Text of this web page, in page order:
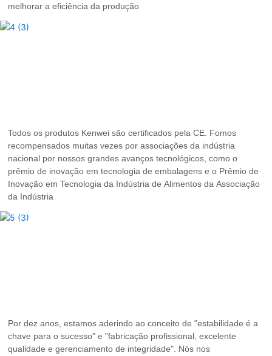
melhorar a eficiência da produção
Todos os produtos Kenwei são certificados pela CE. Fomos
recompensados ​​muitas vezes por associações da indústria
nacional por nossos grandes avanços tecnológicos, como o
prêmio de inovação em tecnologia de embalagens e o Prêmio de
Inovação em Tecnologia da Indústria de Alimentos da Associação
da Indústria
Por dez anos, estamos aderindo ao conceito de "estabilidade é a
chave para o sucesso" e "fabricação profissional, excelente
qualidade e gerenciamento de integridade". Nós nos